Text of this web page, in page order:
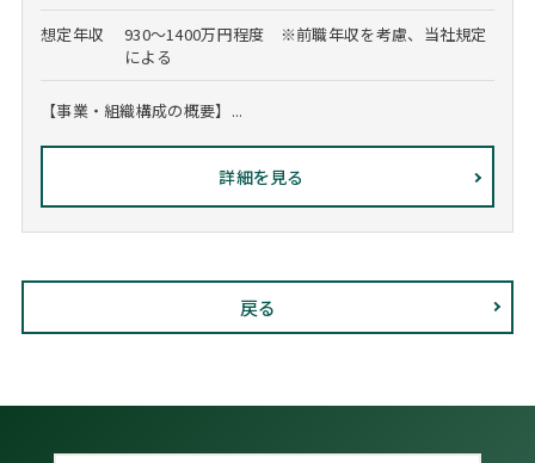
想定年収
930～1400万円程度 ※前職年収を考慮、当社規定
による
【事業・組織構成の概要】...
詳細を見る
戻る